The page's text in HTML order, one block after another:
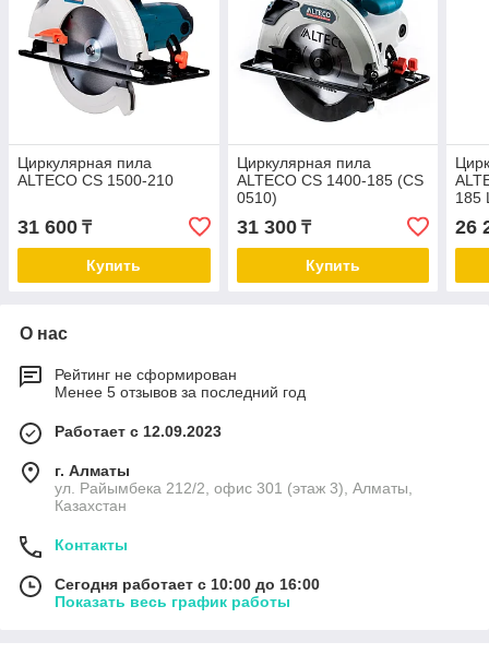
Циркулярная пила
ALTECO CS 1500-210
31 600 ₸
Купить
Циркулярная пила
ALTECO CS 1400-185 (CS
0510)
31 300₸
Купить
185
26
О нас
Рейтинг не сформирован
Менее 5 отзывов за последний год
Работает с 12.09.2023
г. Алматы
ул. Райымбека 212/2, офис 301 (этаж 3), Алматы,
Казахстан
Контакты
Сегодня работает с 10:00 до 16:00
Показать весь график работы